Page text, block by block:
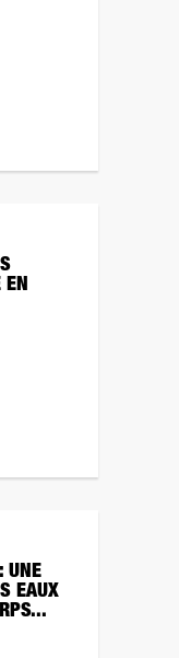
EN
UNE
EAUX